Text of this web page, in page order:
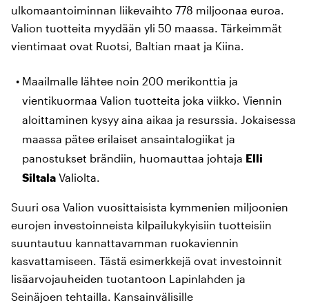
ulkomaantoiminnan liikevaihto 778 miljoonaa euroa.
Valion tuotteita myydään yli 50 maassa. Tärkeimmät
vientimaat ovat Ruotsi, Baltian maat ja Kiina.
Maailmalle lähtee noin 200 merikonttia ja
vientikuormaa Valion tuotteita joka viikko. Viennin
aloittaminen kysyy aina aikaa ja resurssia. Jokaisessa
maassa pätee erilaiset ansaintalogiikat ja
panostukset brändiin, huomauttaa johtaja Elli
Siltala Valiolta.
Suuri osa Valion vuosittaisista kymmenien miljoonien
eurojen investoinneista kilpailukykyisiin tuotteisiin
suuntautuu kannattavamman ruokaviennin
kasvattamiseen. Tästä esimerkkejä ovat investoinnit
lisäarvojauheiden tuotantoon Lapinlahden ja
Seinäjoen tehtailla. Kansainvälisille